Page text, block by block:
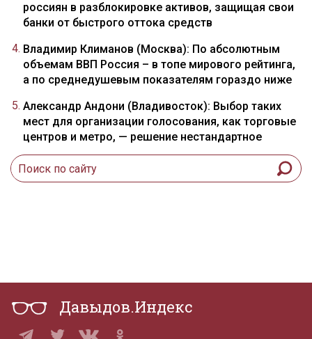
россиян в разблокировке активов, защищая свои
банки от быстрого оттока средств
Владимир Климанов (Москва): По абсолютным
объемам ВВП Россия – в топе мирового рейтинга,
а по среднедушевым показателям гораздо ниже
Александр Андони (Владивосток): Выбор таких
мест для организации голосования, как торговые
центров и метро, — решение нестандартное
Давыдов.Индекс